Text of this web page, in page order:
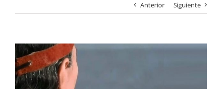
Anterior Siguiente
Ver
imagen
más
grande